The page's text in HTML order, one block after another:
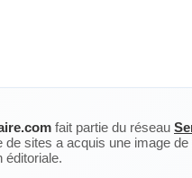
fait partie du réseau
de sites a acquis une image
éditoriale.